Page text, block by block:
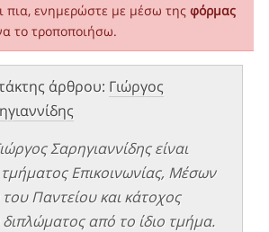
πια, ενημερώστε με μέσω της φόρμας
το τροποποιήσω.
άρθρου: Γιώργος
Σαρηγιαννίδης είναι
Επικοινωνίας, Μέσων
Παντείου και κάτοχος
από το ίδιο τμήμα.